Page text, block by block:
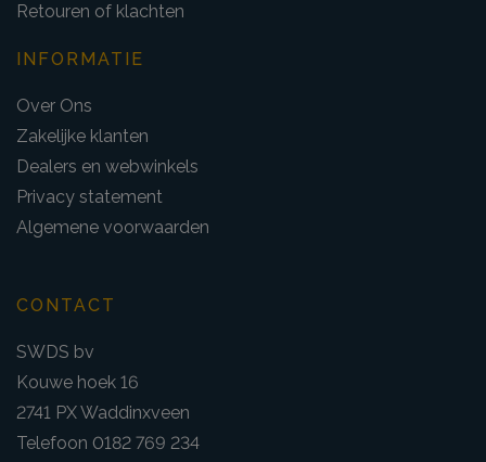
Retouren of klachten
INFORMATIE
Over Ons
Zakelijke klanten
Dealers en webwinkels
Privacy statement
Algemene voorwaarden
CONTACT
SWDS bv
Kouwe hoek 16
2741 PX Waddinxveen
Telefoon 0182 769 234